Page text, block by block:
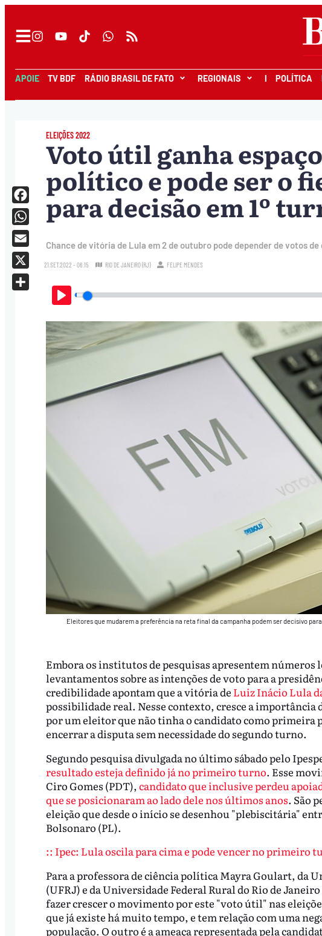
APOIE TV BDF RÁDIO BRASIL DE FATO REGIONAIS I POLÍTICA
ELEIÇÕES 2022
Voto útil ganha
político e pode ser o
para decisão em 1º
Chance de vitória de Lula em 2 de outubro pode depender de votos
21.SET.2022 - 06:15 RIO DE JANEIRO (RJ) FELIPE MENDES
Play
Eleitores que mudarem a preferência na reta final da campanha podem ser decisivo
Embora os institutos de pesquisas apresentem
levantamentos sobre as intenções de voto para a
credibilidade apontam que a vitória de Luiz Inácio Lula
possibilidade real. Nesse contexto, cresce a importância
por um eleitor que não tinha o candidato como primeira
encerrar a disputa sem necessidade do segundo turno.
Segundo pesquisa divulgada no último sábado pelo
resultado esteja definido já no primeiro turno. Esse
Ciro Gomes (PDT), candidato que inclusive perdeu
que se posicionaram ao lado dele nos últimos anos. São
eleição que desde o início se desenhou "plebiscitária"
Bolsonaro (PL).
:: Ipec: Lula oscila para cima e pode vencer no primeiro
Para a professora de ciência política Mayra Goulart, da
(UFRJ) e da Universidade Federal Rural do Rio de
fazer crescer o movimento por este "voto útil" nas
que já existe há muito tempo, e tem relação com uma
população. O outro é a ameaça representada pela
Facebook
WhatsApp
Email
X